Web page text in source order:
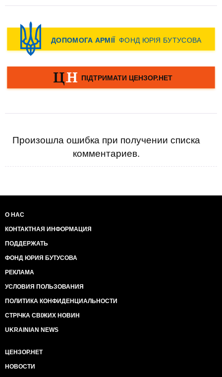
Произошла ошибка при получении списка
комментариев.
О НАС
КОНТАКТНАЯ ИНФОРМАЦИЯ
ПОДДЕРЖАТЬ
ФОНД ЮРИЯ БУТУСОВА
РЕКЛАМА
УСЛОВИЯ ПОЛЬЗОВАНИЯ
ПОЛИТИКА КОНФИДЕНЦИАЛЬНОСТИ
СТРІЧКА СВІЖИХ НОВИН
UKRAINIAN NEWS
ЦЕНЗОР.НЕТ
НОВОСТИ